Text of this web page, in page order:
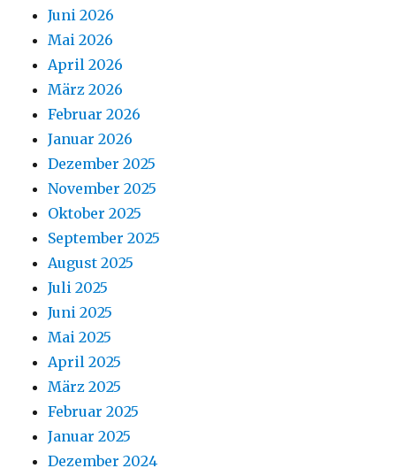
Juni 2026
Mai 2026
April 2026
März 2026
Februar 2026
Januar 2026
Dezember 2025
November 2025
Oktober 2025
September 2025
August 2025
Juli 2025
Juni 2025
Mai 2025
April 2025
März 2025
Februar 2025
Januar 2025
Dezember 2024